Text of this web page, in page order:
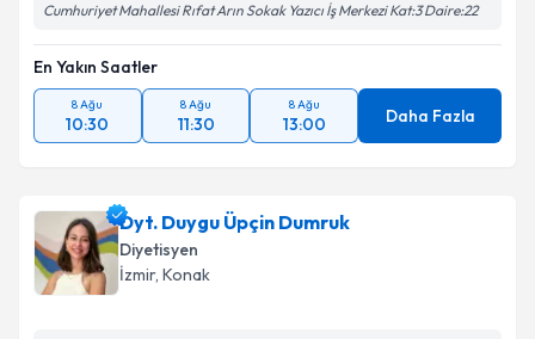
Cumhuriyet Mahallesi Rıfat Arın Sokak Yazıcı İş Merkezi Kat:3 Daire:22
En Yakın Saatler
8 Ağu
10:30
8 Ağu
11:30
8 Ağu
13:00 Daha Fazla
Dyt. Duygu Üpçin Dumruk
Diyetisyen
İzmir, Konak